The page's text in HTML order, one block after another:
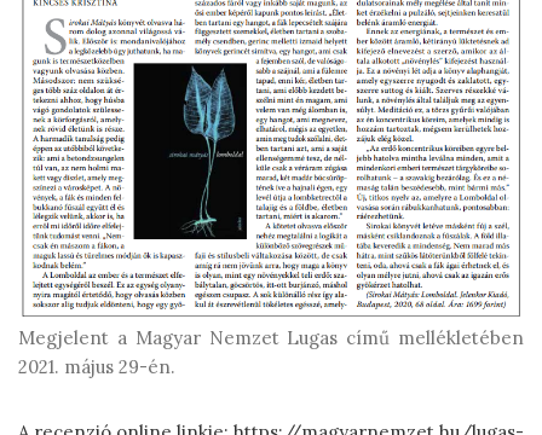
Megjelent a Magyar Nemzet Lugas című mellékletében
2021. május 29-én.